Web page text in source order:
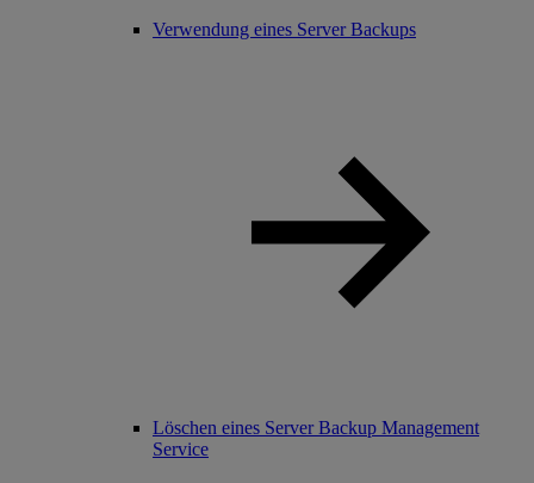
Verwendung eines Server Backups
Löschen eines Server Backup Management
Service